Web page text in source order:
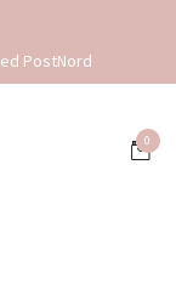
PostNord
0